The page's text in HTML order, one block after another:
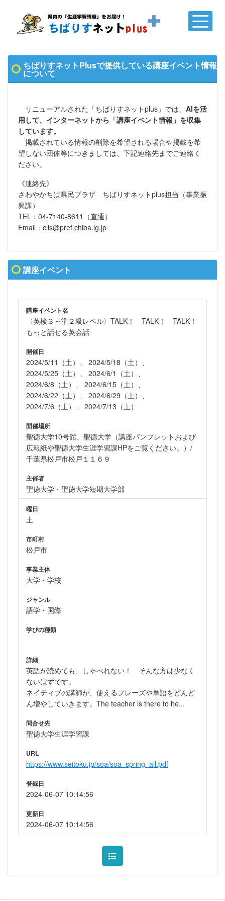
ちばりすネットPlusで提供している講座イベント情報
について
リニューアルされた「ちばりすネットplus」では、 AIを活
用して、インターネットから「講座イベント情報」を収集
しています。
掲載されている情報の削除を希望される場合や掲載を希
望しない団体等につきましては、下記連絡先までご連絡く
ださい。
《連絡先》
さわやかちば県民プラザ ちばりすネットplus担当（事業振
興課）
TEL：04-7140-8611（直通）
Email：clis@pref.chiba.lg.jp
講座イベント
講座イベント名
〈英検３～準２級レベル〉TALK！ TALK！ TALK！
もっと話せる英会話
開催日
2024/5/11（土）、 2024/5/18（土）、
2024/5/25（土）、 2024/6/1（土）、
2024/6/8（土）、 2024/6/15（土）、
2024/6/22（土）、 2024/6/29（土）、
2024/7/6（土）、 2024/7/13（土）
開催場所
聖徳大学10号館、聖徳大学（講座パンフレットおよび
広報紙や聖徳大学生涯学習課HPをご覧ください。）/
千葉県松戸市松戸１１６９
主催者
聖徳大学・聖徳大学短期大学部
曜日
土
市町村
松戸市
事業主体
大学・学校
ジャンル
語学・国際
学びの種類
詳細
英語が読めても、しゃべれない！ そんな方は少なく
ないはずです。
ネイティブの講師が、使えるフレーズや単語をどんど
ん増やしていきます。The teacher is there to he...
問合せ先
聖徳大学生涯学習課
URL
https://www.seitoku.jp/soa/soa_spring_all.pdf
登録日
2024-06-07 10:14:56
更新日
2024-06-07 10:14:56